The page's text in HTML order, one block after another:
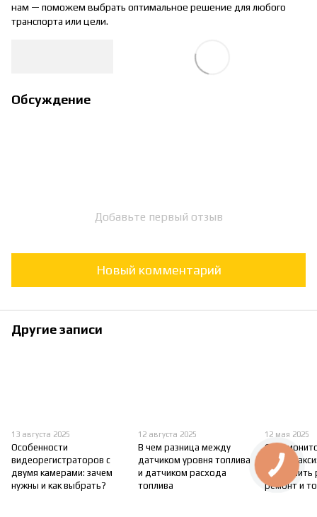
нам — поможем выбрать оптимальное решение для любого
транспорта или цели.
Обсуждение
Добавьте первый отзыв
Новый комментарий
Другие записи
13 августа 2025
Особенности
видеорегистраторов с
двумя камерами: зачем
нужны и как выбрать?
12 августа 2025
В чем разница между
датчиком уровня топлива
и датчиком расхода
топлива
12 мая 2025
GPS-
служб
уменьшить
ремонт и